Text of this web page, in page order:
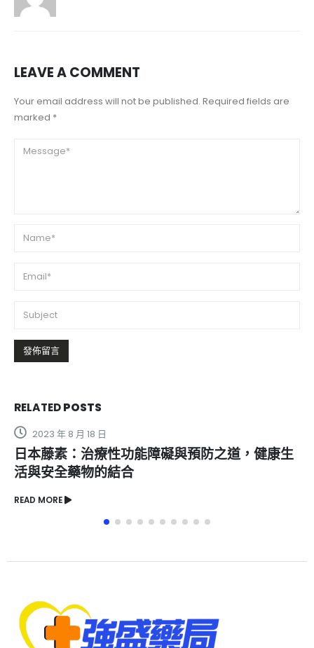
LEAVE A COMMENT
Your email address will not be published. Required fields are
marked *
RELATEDPOSTS
2023 年 8 月 18 日
日本藤素：治療性功能障礙與預防之道，健康生
活與安全藥物的結合
READ MORE